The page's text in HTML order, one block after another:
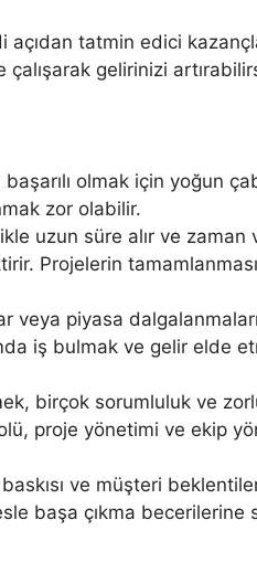
açıdan tatmin edici
çalışarak gelirinizi
olmak için yoğun
zor olabilir.
uzun süre alır ve zaman
Projelerin
veya piyasa
iş bulmak ve gelir elde
birçok sorumluluk ve
proje yönetimi ve ekip
ve müşteri
başa çıkma becerilerine